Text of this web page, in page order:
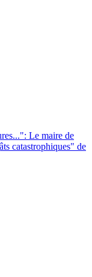
Le maire de
catastrophiques" de